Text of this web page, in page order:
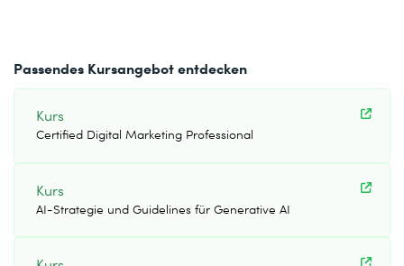
Passendes Kursangebot entdecken
Kurs
Certified Digital Marketing Professional
Kurs
AI-Strategie und Guidelines für Generative AI